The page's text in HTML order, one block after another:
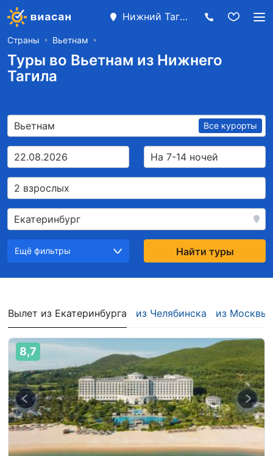
Нижний Тагил
Страны Вьетнам
Туры во Вьетнам из Нижнего
Тагила
Вьетнам Все курорты
22.08.2026 На 7-14 ночей
2 взрослых
Екатеринбург
Ещё фильтры Найти туры
Вылет из Екатеринбурга из Челябинска из Москвы
8,7